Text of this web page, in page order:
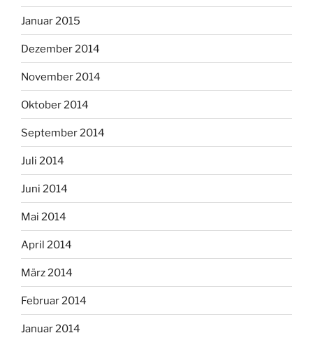
Januar 2015
Dezember 2014
November 2014
Oktober 2014
September 2014
Juli 2014
Juni 2014
Mai 2014
April 2014
März 2014
Februar 2014
Januar 2014